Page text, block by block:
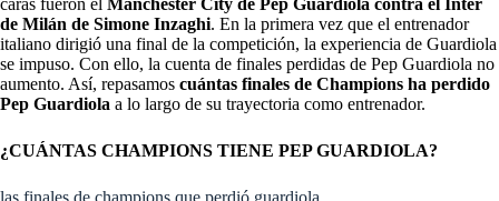
caras fueron el Manchester City de Pep Guardiola contra el Inter
de Milán de Simone Inzaghi. En la primera vez que el entrenador
italiano dirigió una final de la competición, la experiencia de Guardiola
se impuso. Con ello, la cuenta de finales perdidas de Pep Guardiola no
aumento. Así, repasamos cuántas finales de Champions ha perdido
Pep Guardiola a lo largo de su trayectoria como entrenador.
¿CUÁNTAS CHAMPIONS TIENE PEP GUARDIOLA?
las finales de champions que perdió guardiola